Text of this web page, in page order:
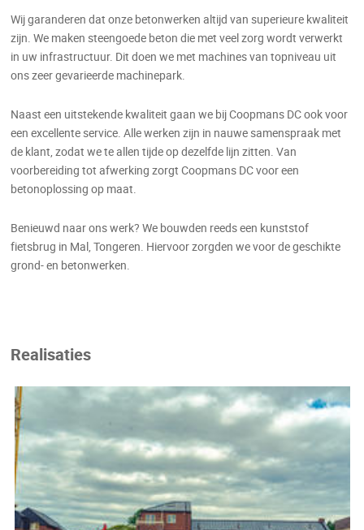
Wij garanderen dat onze betonwerken altijd van superieure kwaliteit
zijn. We maken steengoede beton die met veel zorg wordt verwerkt
in uw infrastructuur. Dit doen we met machines van topniveau uit
ons zeer gevarieerde machinepark.
Naast een uitstekende kwaliteit gaan we bij Coopmans DC ook voor
een excellente service. Alle werken zijn in nauwe samenspraak met
de klant, zodat we te allen tijde op dezelfde lijn zitten. Van
voorbereiding tot afwerking zorgt Coopmans DC voor een
betonoplossing op maat.
Benieuwd naar ons werk? We bouwden reeds een kunststof
fietsbrug in Mal, Tongeren. Hiervoor zorgden we voor de geschikte
grond- en betonwerken.
Realisaties